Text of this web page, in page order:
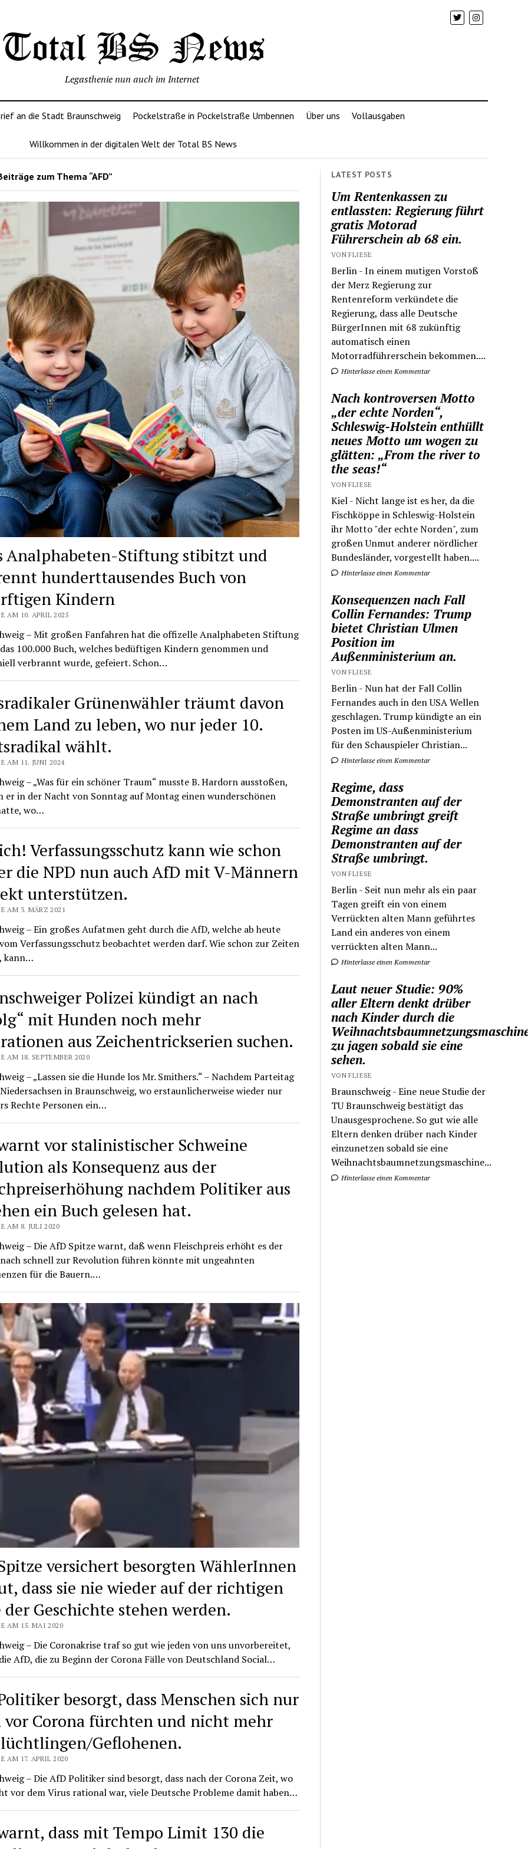
Legasthenie nun auch im Internet
an die Stadt Braunschweig Pockelstraße in Pockelstraße Umbennen Über uns Vollausgaben
Willkommen in der digitalen Welt der Total BS News
zum Thema “AFD”
Analphabeten-Stiftung stibitzt und
hunderttausendes Buch von
Kindern
AM 10. APRIL 2025
– Mit großen Fanfahren hat die offizelle Analphabeten Stiftung
100.000 Buch, welches bedüftigen Kindern genommen und
verbrannt wurde, gefeiert. Schon…
Grünenwähler träumt davon
Land zu leben, wo nur jeder 10.
wählt.
AM 11. JUNI 2024
– „Was für ein schöner Traum“ musste B. Hardorn ausstoßen,
er in der Nacht von Sonntag auf Montag einen wunderschönen
wo…
Verfassungsschutz kann wie schon
die NPD nun auch AfD mit V-Männern
unterstützen.
AM 3. MÄRZ 2021
– Ein großes Aufatmen geht durch die AfD, welche ab heute
Verfassungsschutz beobachtet werden darf. Wie schon zur Zeiten
kann…
Polizei kündigt an nach
mit Hunden noch mehr
aus Zeichentrickserien suchen.
AM 18. SEPTEMBER 2020
– „Lassen sie die Hunde los Mr. Smithers.“ – Nachdem Parteitag
in Braunschweig, wo erstaunlicherweise wieder nur
Rechte Personen ein…
vor stalinistischer Schweine
als Konsequenz aus der
nachdem Politiker aus
ein Buch gelesen hat.
AM 8. JULI 2020
– Die AfD Spitze warnt, daß wenn Fleischpreis erhöht es der
schnell zur Revolution führen könnte mit ungeahnten
für die Bauern.…
versichert besorgten WählerInnen
dass sie nie wieder auf der richtigen
der Geschichte stehen werden.
AM 15. MAI 2020
– Die Coronakrise traf so gut wie jeden von uns unvorbereitet,
AfD, die zu Beginn der Corona Fälle von Deutschland Social…
besorgt, dass Menschen sich nur
vor Corona fürchten und nicht mehr
Geflohenen.
AM 17. APRIL 2020
– Die AfD Politiker sind besorgt, dass nach der Corona Zeit, wo
vor dem Virus rational war, viele Deutsche Probleme damit haben…
dass mit Tempo Limit 130 die
LATEST POSTS
Um Rentenkassen zu
entlassten: Regierung führt
gratis Motorad
Führerschein ab 68 ein.
VON FLIESE
Berlin - In einem mutigen Vorstoß
der Merz Regierung zur
Rentenreform verkündete die
Regierung, dass alle Deutsche
BürgerInnen mit 68 zukünftig
automatisch einen
Motorradführerschein bekommen....
Hinterlasse einen Kommentar
Nach kontroversen Motto
„der echte Norden“,
Schleswig-Holstein enthüllt
neues Motto um wogen zu
glätten: „From the river to
the seas!“
VON FLIESE
Kiel - Nicht lange ist es her, da die
Fischköppe in Schleswig-Holstein
ihr Motto "der echte Norden", zum
großen Unmut anderer nördlicher
Bundesländer, vorgestellt haben....
Hinterlasse einen Kommentar
Konsequenzen nach Fall
Collin Fernandes: Trump
bietet Christian Ulmen
Position im
Außenministerium an.
VON FLIESE
Berlin - Nun hat der Fall Collin
Fernandes auch in den USA Wellen
geschlagen. Trump kündigte an ein
Posten im US-Außenministerium
für den Schauspieler Christian...
Hinterlasse einen Kommentar
Regime, dass
Demonstranten auf der
Straße umbringt greift
Regime an dass
Demonstranten auf der
Straße umbringt.
VON FLIESE
Berlin - Seit nun mehr als ein paar
Tagen greift ein von einem
Verrückten alten Mann geführtes
Land ein anderes von einem
verrückten alten Mann...
Hinterlasse einen Kommentar
Laut neuer Studie: 90%
aller Eltern denkt drüber
nach Kinder durch die
zu jagen sobald sie eine
sehen.
VON FLIESE
Braunschweig - Eine neue Studie der
TU Braunschweig bestätigt das
Unausgesprochene. So gut wie alle
Eltern denken drüber nach Kinder
einzunetzen sobald sie eine
Weihnachtsbaumnetzungsmaschine...
Hinterlasse einen Kommentar